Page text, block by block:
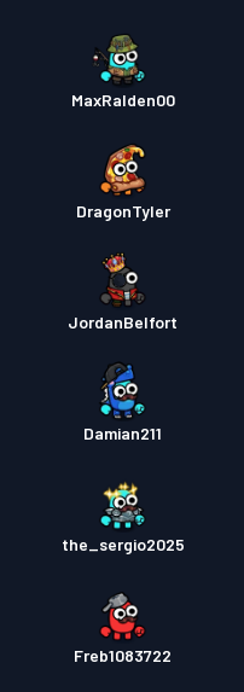
MaxRalden00
DragonTyler
JordanBelfort
Damian211
the_sergio2025
Freb1083722